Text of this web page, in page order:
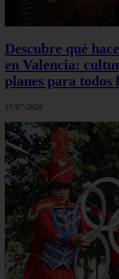
Descubre qué
en Valencia:
planes para todos
17/07/2026